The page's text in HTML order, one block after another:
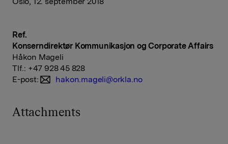
Ref.
Konserndirektør Kommunikasjon og Corporate Affairs
Håkon Mageli
Tlf.: +47 928 45 828
E-post:
hakon.mageli@orkla.no
Attachments